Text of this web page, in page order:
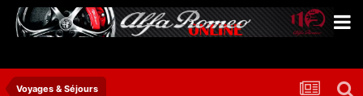
Voyages & Séjours